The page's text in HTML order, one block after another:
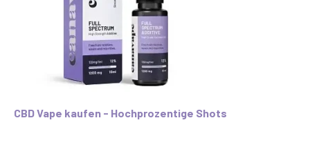
CBD Vape kaufen - Hochprozentige Shots